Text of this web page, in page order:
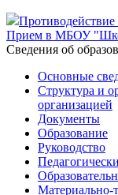
Прием в МБОУ
Cведения об
Основные
Структура и
организацией
Документы
Образование
Руководство
Материально-